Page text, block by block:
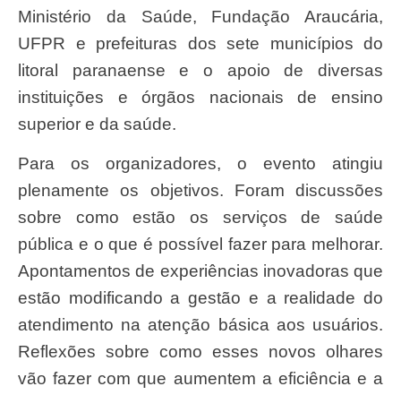
Ministério da Saúde, Fundação Araucária,
UFPR e prefeituras dos sete municípios do
litoral paranaense e o apoio de diversas
instituições e órgãos nacionais de ensino
superior e da saúde.
Para os organizadores, o evento atingiu
plenamente os objetivos. Foram discussões
sobre como estão os serviços de saúde
pública e o que é possível fazer para melhorar.
Apontamentos de experiências inovadoras que
estão modificando a gestão e a realidade do
atendimento na atenção básica aos usuários.
Reflexões sobre como esses novos olhares
vão fazer com que aumentem a eficiência e a